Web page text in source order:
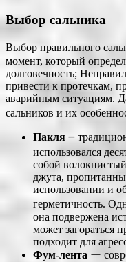
Выбор сальника
Выбор правильного
момент, который
долговечность;
привести к протечкам,
аварийным ситуациям.
сальников и их
Пакля ౼
использовался
собой
джута,
использовании и
герметичность.
она подвержена
может загораться
подходит для
Фум-лента ー